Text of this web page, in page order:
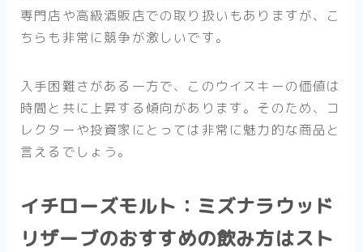
専門店や高級酒販店での取り扱いもありますが、こ
ちらも非常に競争が激しいです。
入手困難さがある一方で、このウイスキーの価値は
時間と共に上昇する傾向があります。そのため、コ
レクターや投資家にとっては非常に魅力的な商品と
言えるでしょう。
イチローズモルト：ミズナラウッド
リザーブのおすすめの飲み方はスト